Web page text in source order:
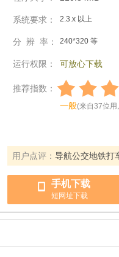
系统要求： 2.3.x 以上
分 辨 率： 240*320 等
运行权限： 可放心下载
推荐指数：
一般(来自37位用
用户点评： 导航公交地铁打
手机下载
短网址下载